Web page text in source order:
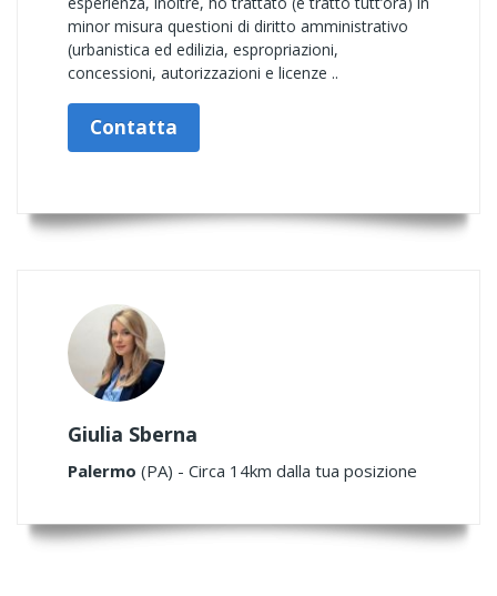
minor misura questioni di diritto amministrativo
(urbanistica ed edilizia, espropriazioni,
concessioni, autorizzazioni e licenze ..
Contatta
Giulia Sberna
Palermo (PA) - Circa 14km dalla tua posizione